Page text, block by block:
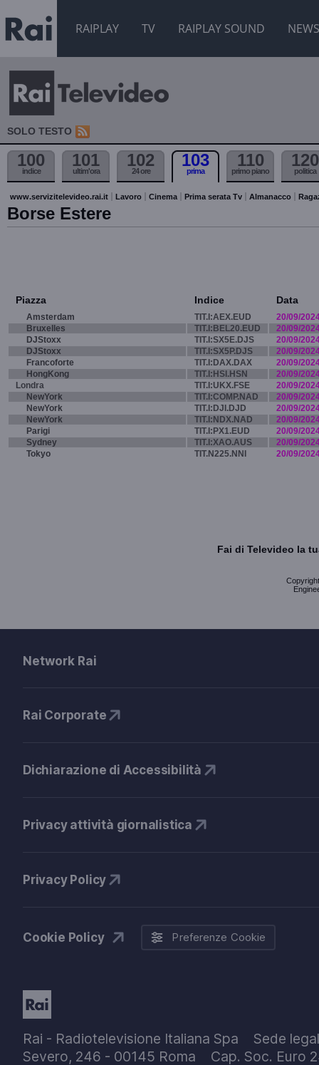
RAIPLAY TV RAIPLAY SOUND NEWS
SOLO TESTO
100
indice
101
ultim'ora
102
24 ore
103
prima
110
primo piano
120
politica
www.servizitelevideo.rai.it Lavoro Cinema Prima serata Tv Almanacco
Borse Estere
Piazza Indice Data
Amsterdam TIT.I:AEX.EUD
20/09/
Bruxelles
TIT.I:BEL20.EUD
20/09/
DJStoxx
TIT.I:SX5E.DJS
20/09/
DJStoxx
TIT.I:SX5P.DJS
20/09/
Francoforte
TIT.I:DAX.DAX
20/09/
HongKong
TIT.I:HSI.HSN
20/09/
Londra
TIT.I:UKX.FSE
20/09/
NewYork
TIT.I:COMP.NAD
20/09/
NewYork
TIT.I:DJI.DJD
20/09/
NewYork
TIT.I:NDX.NAD
20/09/
Parigi
TIT.I:PX1.EUD
20/09/
Sydney
TIT.I:XAO.AUS
20/09/
Tokyo
TIT.N225.NNI 20/09/
Fai di Televideo la